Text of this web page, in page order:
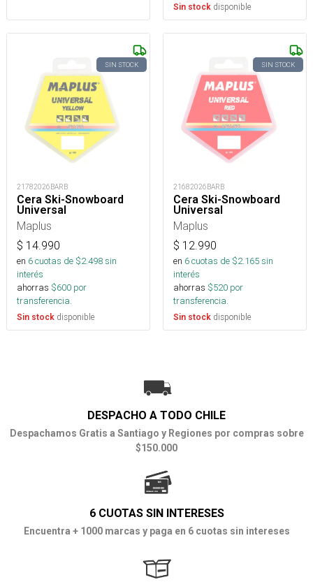
Sin stock disponible
SIN STOCK
21782026BARB
Cera Ski-Snowboard
Universal
Maplus
$ 14.990
en 6cuotas de $2.498sin
interés
ahorras $600 por
transferencia.
Sin stock disponible
SIN STOCK
21682026BARB
Cera Ski-Snowboard
Universal
Maplus
$ 12.990
en 6cuotas de $2.165sin
interés
ahorras $520 por
transferencia.
Sin stock disponible
DESPACHO A TODO CHILE
Despachamos Gratis a Santiago y Regiones por compras sobre
$150.000
6 CUOTAS SIN INTERESES
Encuentra + 1000 marcas y paga en 6 cuotas sin intereses